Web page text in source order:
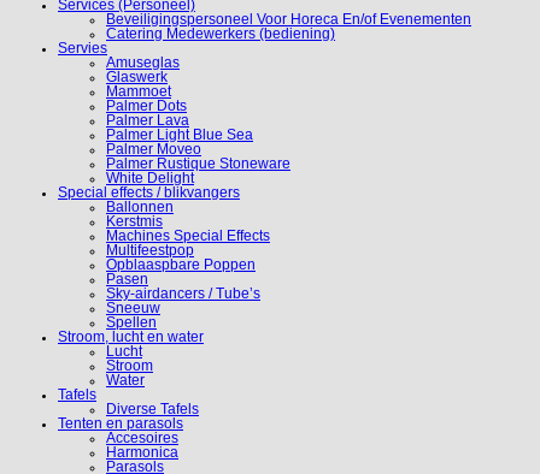
Services (Personeel)
Beveiligingspersoneel Voor Horeca En/of Evenementen
Catering Medewerkers (bediening)
Servies
Amuseglas
Glaswerk
Mammoet
Palmer Dots
Palmer Lava
Palmer Light Blue Sea
Palmer Moveo
Palmer Rustique Stoneware
White Delight
Special effects / blikvangers
Ballonnen
Kerstmis
Machines Special Effects
Multifeestpop
Opblaaspbare Poppen
Pasen
Sky-airdancers / Tube’s
Sneeuw
Spellen
Stroom, lucht en water
Lucht
Stroom
Water
Tafels
Diverse Tafels
Tenten en parasols
Accesoires
Harmonica
Parasols